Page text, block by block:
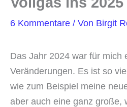
6 Kommentare / Von Birgit
Das Jahr 2024 war für mich
Veränderungen. Es ist so
wie zum Beispiel meine
aber auch eine ganz große,